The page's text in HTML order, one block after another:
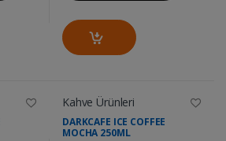
Kahve Ürünleri
DARKCAFE ICE COFFEE
MOCHA 250ML